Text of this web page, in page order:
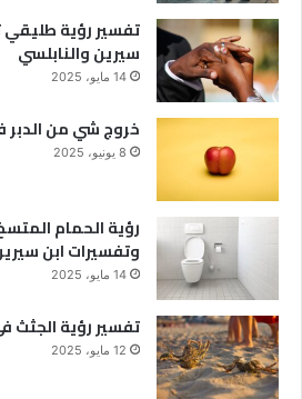
تفسير رؤية طليقي
سيرين والنابلسي
14 مايو، 2025
خروج شي من الدبر
8 يونيو، 2025
رؤية الحمام المتسخ
وتفسيرات ابن
14 مايو، 2025
تفسير رؤية الجثث
12 مايو، 2025